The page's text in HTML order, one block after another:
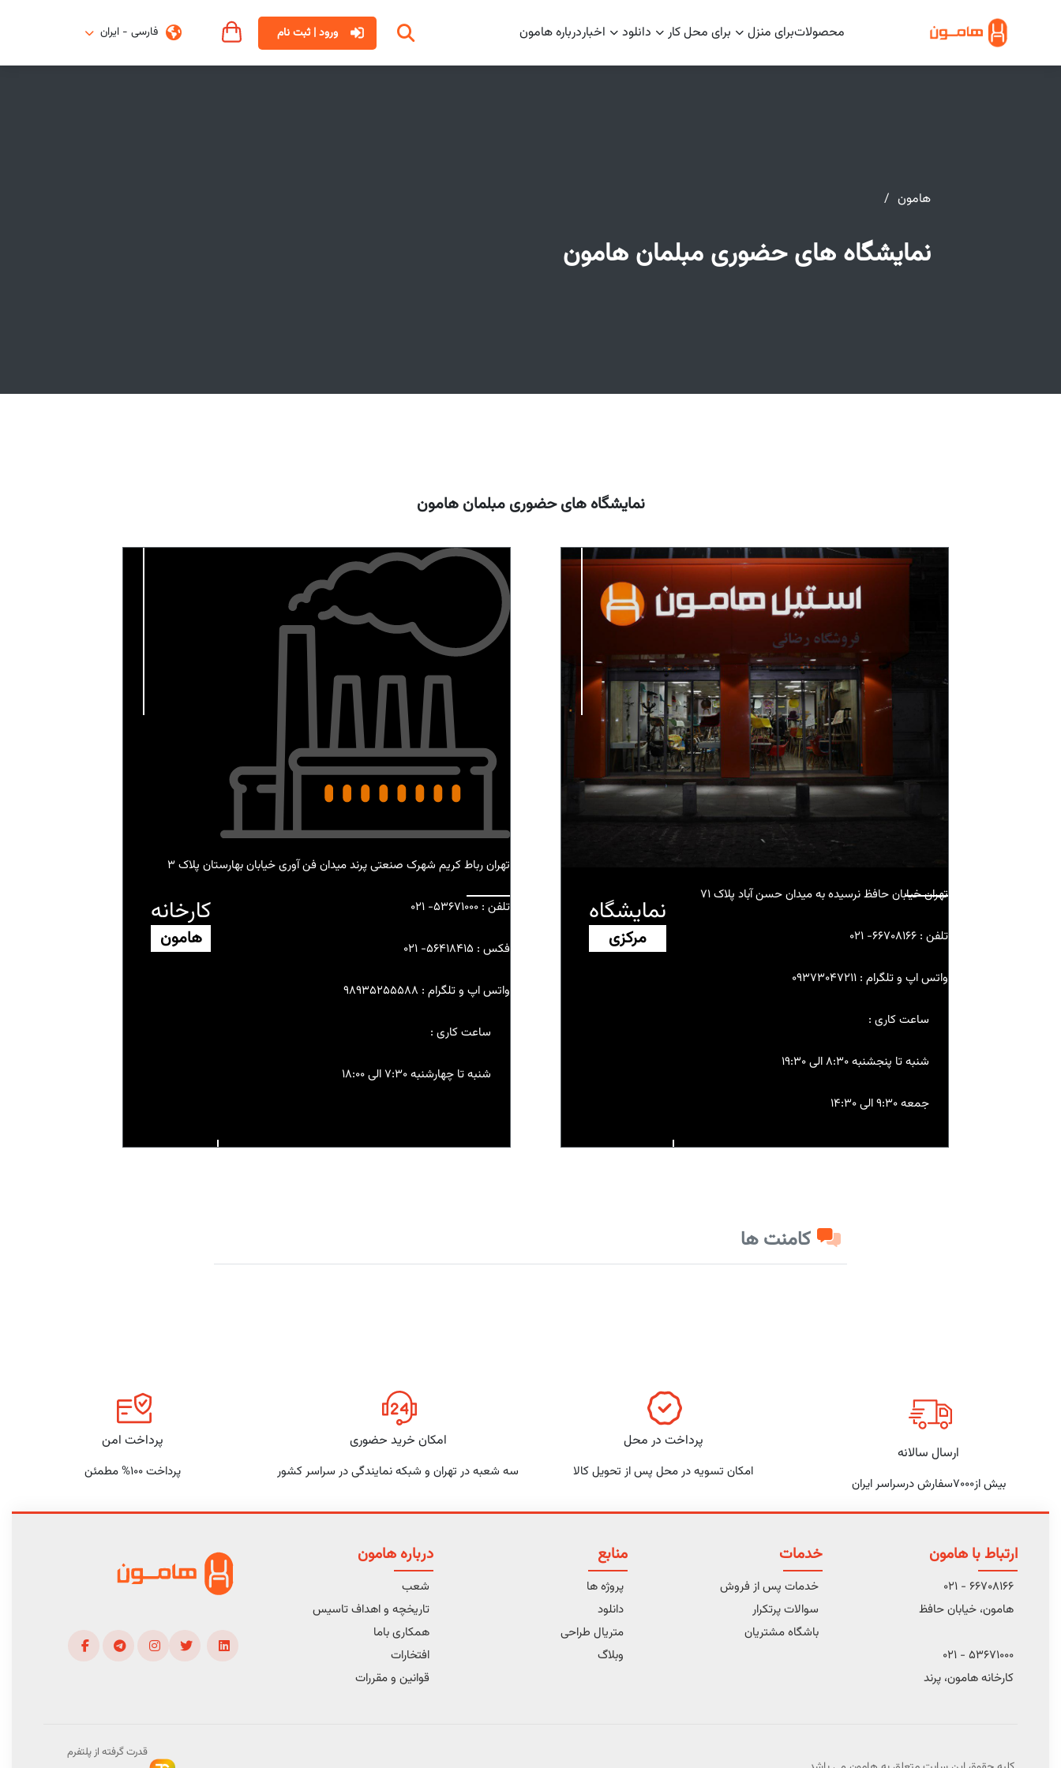
محصولاتبرای منزل برای محل کار دانلود اخباردرباره هامون ورود | ثبت نام فارسی - ایران
هامون
نمایشگاه های حضوری مبلمان هامون
نمایشگاه های حضوری مبلمان هامون
نمایشگاه
مرکزی
تهران خیابان حافظ نرسیده به میدان حسن آباد پلاک 71
تلفن : ۶۶۷۰۸۱۶۶- ۰۲۱
واتس اپ و تلگرام : 09373047211
ساعت کاری :
شنبه تا پنجشنبه 8:30 الی 19:30
جمعه 9:30 الی 14:30
کارخانه
هامون
تهران رباط کریم شهرک صنعتی پرند میدان فن آوری خیابان بهارستان پلاک 3
تلفن : 53671000- ۰۲۱
فکس : ۵۶۴۱۸۴۱۵- ۰۲۱
واتس اپ و تلگرام : 98935255588
ساعت کاری :
شنبه تا چهارشنبه 7:30 الی 18:00
کامنت ها
ارسال سالانه
بیش از7000سفارش درسراسر ایران
پرداخت در محل
امکان تسویه در محل پس از تحویل کالا
امکان خرید حضوری
سه شعبه در تهران و شبکه نمایندگی در سراسر کشور
پرداخت امن
پرداخت 100% مطمئن
درباره هامون
شعب
تاریخچه و اهداف تاسیس
همکاری باما
افتخارات
قوانین و مقررات
منابع
پروژه ها
دانلود
متریال طراحی
وبلاگ
خدمات
خدمات پس از فروش
سوالات پرتکرار
باشگاه مشتریان
ارتباط با هامون
66708166 - 021
هامون، خیابان حافظ
53671000 - 021
کارخانه هامون، پرند
قدرت گرفته از پلتفرم